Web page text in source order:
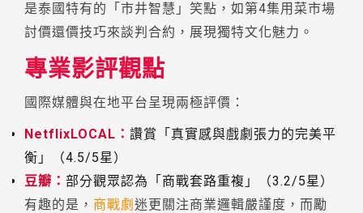
是泰國特有的「市井智慧」笑點，如第4集用菜市場
討價還價技巧來談判合約，展現獨特文化魅力。
專業影評觀點
國際媒體與在地平台呈現兩極評價：
NetflixLOCAL： 讚賞「真實感與戲劇張力的完美平
衡」（4.5/5星）
豆瓣： 部分觀眾認為「商戰套路重複」（3.2/5星）
有趣的是， 商戰劇 迷更關注商業邏輯嚴謹度，而勵